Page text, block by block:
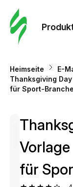
Heimseite
E-
Thanksgiving
für Sport-Branche
für